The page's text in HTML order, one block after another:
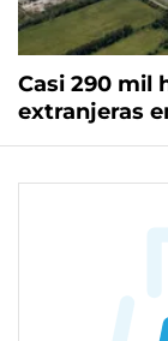
Casi 290 mil
extranjeras